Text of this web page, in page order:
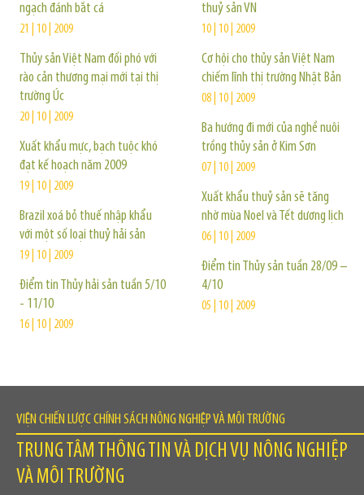
ngạch đánh bắt cá
21 | 10 | 2009
Thủy sản Việt Nam đối phó với
rào cản thương mại mới tại thị
trường Úc
20 | 10 | 2009
Xuất khẩu mực, bạch tuộc khó
đạt kế hoạch năm 2009
19 | 10 | 2009
Brazil xoá bỏ thuế nhập khẩu
với một số loại thuỷ hải sản
19 | 10 | 2009
Điểm tin Thủy hải sản tuần 5/10
- 11/10
16 | 10 | 2009
thuỷ sản VN
10 | 10 | 2009
Cơ hội cho thủy sản Việt Nam
chiếm lĩnh thị trường Nhật Bản
08 | 10 | 2009
Ba hướng đi mới của nghề nuôi
trồng thủy sản ở Kim Sơn
07 | 10 | 2009
Xuất khẩu thuỷ sản sẽ tăng
nhờ mùa Noel và Tết dương lịch
06 | 10 | 2009
Điểm tin Thủy sản tuần 28/09 –
4/10
05 | 10 | 2009
VIỆN CHIẾN LƯỢC CHÍNH SÁCH NÔNG NGHIỆP VÀ MÔI TRƯỜNG
TRUNG TÂM THÔNG TIN VÀ DỊCH VỤ NÔNG NGHIỆP
VÀ MÔI TRƯỜNG